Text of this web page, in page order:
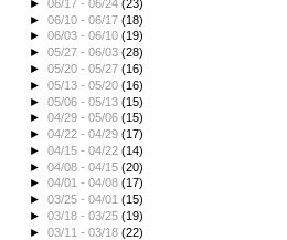
►06/17 - 06/24(23)
►06/10 - 06/17(18)
►06/03 - 06/10(19)
►05/27 - 06/03(28)
►05/20 - 05/27(16)
►05/13 - 05/20(16)
►05/06 - 05/13(15)
►04/29 - 05/06(15)
►04/22 - 04/29(17)
►04/15 - 04/22(14)
►04/08 - 04/15(20)
►04/01 - 04/08(17)
►03/25 - 04/01(15)
►03/18 - 03/25(19)
►03/11 - 03/18(22)